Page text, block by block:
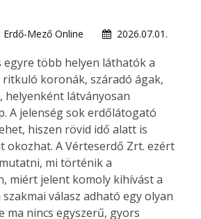
Erdő-Mező Online 2026.07.01.
egyre több helyen láthatók a
koronák, száradó ágak,
helyenként látványosan
A jelenség sok erdőlátogató
hiszen rövid idő alatt is
okozhat. A Vérteserdő Zrt. ezért
mi történik a
miért jelent komoly kihívást a
válasz adható egy olyan
ma nincs egyszerű, gyors